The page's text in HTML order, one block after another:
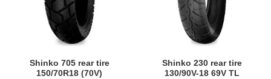
Shinko 705 rear tire
150/70R18 (70V)
Shinko 230 rear tire
130/90V-18 69V TL